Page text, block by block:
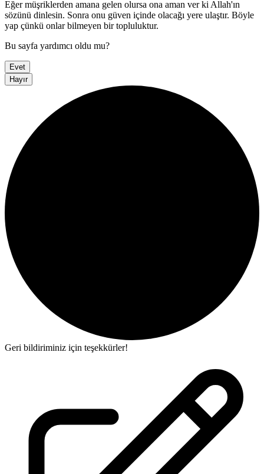
Eğer müşriklerden amana gelen olursa ona aman ver ki Allah'ın
sözünü dinlesin. Sonra onu güven içinde olacağı yere ulaştır. Böyle
yap çünkü onlar bilmeyen bir topluluktur.
Bu sayfa yardımcı oldu mu?
Evet
Hayır
Geri bildiriminiz için teşekkürler!